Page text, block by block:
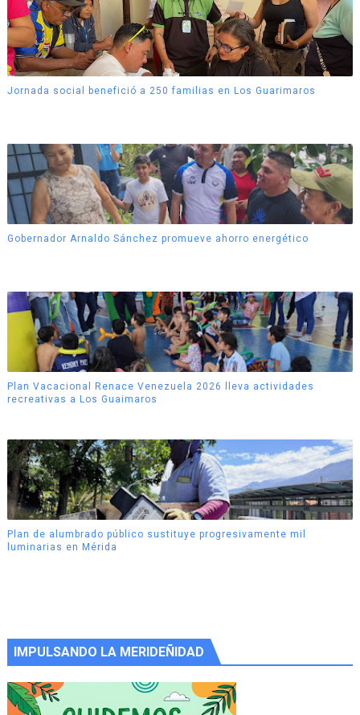
Jornada social benefició a 250 familias en Los Guarimaros
Gobernador Arnaldo Sánchez promueve ahorro energético
Plan Vacacional Renace Venezuela 2026 lleva actividades
recreativas a Los Guaimaros
Plan de alumbrado público sustituye progresivamente mil
luminarias en Mérida
IMPULSANDO LA MERIDEÑIDAD